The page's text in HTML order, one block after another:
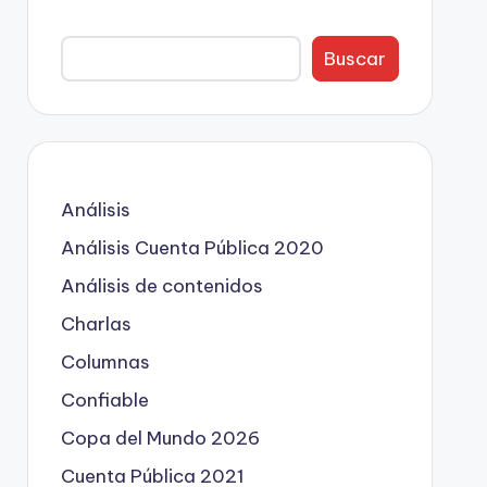
Buscar
Análisis
Análisis Cuenta Pública 2020
Análisis de contenidos
Charlas
Columnas
Confiable
Copa del Mundo 2026
Cuenta Pública 2021